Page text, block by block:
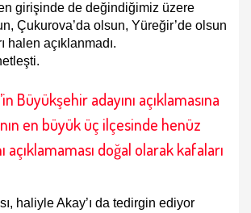
girişinde de değindiğimiz üzere
Çukurova’da olsun, Yüreğir’de olsun
halen açıklanmadı.
Büyükşehir adayını açıklamasına
en büyük üç ilçesinde henüz
açıklamaması doğal olarak kafaları
haliyle Akay’ı da tedirgin ediyor